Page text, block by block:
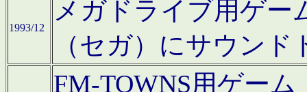
1993/12
メガドライブ用ゲー
（セガ）にサウン
FM-TOWNS用ゲー